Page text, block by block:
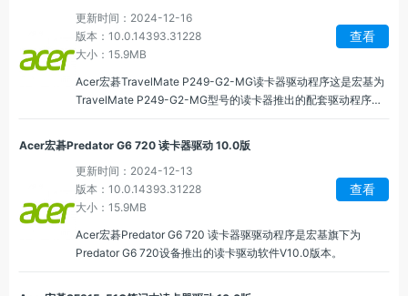
更新时间：2024-12-16
版本：10.0.14393.31228
大小：15.9MB
查看
Acer宏碁TravelMate P249-G2-MG读卡器驱动程序这是宏基为
TravelMate P249-G2-MG型号的读卡器推出的配套驱动程序
Acer宏碁Predator G6 720 读卡器驱动 10.0版
更新时间：2024-12-13
版本：10.0.14393.31228
大小：15.9MB
查看
Acer宏碁Predator G6 720 读卡器驱驱动程序是宏基旗下为
Predator G6 720设备推出的读卡驱动软件V10.0版本。